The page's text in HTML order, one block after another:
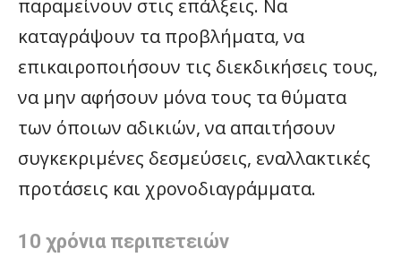
παραμείνουν στις επάλξεις. Να
καταγράψουν τα προβλήματα, να
επικαιροποιήσουν τις διεκδικήσεις τους,
να μην αφήσουν μόνα τους τα θύματα
των όποιων αδικιών, να απαιτήσουν
συγκεκριμένες δεσμεύσεις, εναλλακτικές
προτάσεις και χρονοδιαγράμματα.
10 χρόνια περιπετειών